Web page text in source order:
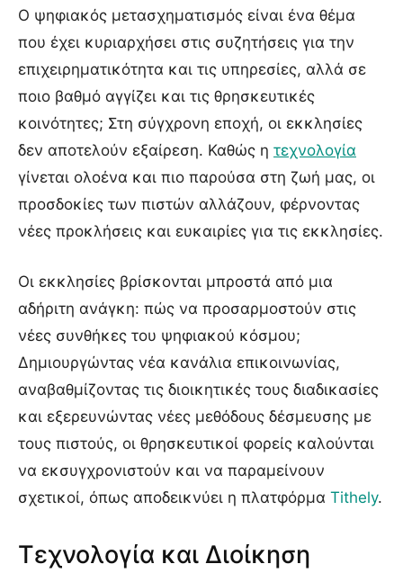
Ο ψηφιακός μετασχηματισμός είναι ένα θέμα
που έχει κυριαρχήσει στις συζητήσεις για την
επιχειρηματικότητα και τις υπηρεσίες, αλλά σε
ποιο βαθμό αγγίζει και τις θρησκευτικές
κοινότητες; Στη σύγχρονη εποχή, οι εκκλησίες
δεν αποτελούν εξαίρεση. Καθώς η τεχνολογία
γίνεται ολοένα και πιο παρούσα στη ζωή μας, οι
προσδοκίες των πιστών αλλάζουν, φέρνοντας
νέες προκλήσεις και ευκαιρίες για τις εκκλησίες.
Οι εκκλησίες βρίσκονται μπροστά από μια
αδήριτη ανάγκη: πώς να προσαρμοστούν στις
νέες συνθήκες του ψηφιακού κόσμου;
Δημιουργώντας νέα κανάλια επικοινωνίας,
αναβαθμίζοντας τις διοικητικές τους διαδικασίες
και εξερευνώντας νέες μεθόδους δέσμευσης με
τους πιστούς, οι θρησκευτικοί φορείς καλούνται
να εκσυγχρονιστούν και να παραμείνουν
σχετικοί, όπως αποδεικνύει η πλατφόρμα Tithely.
Τεχνολογία και Διοίκηση